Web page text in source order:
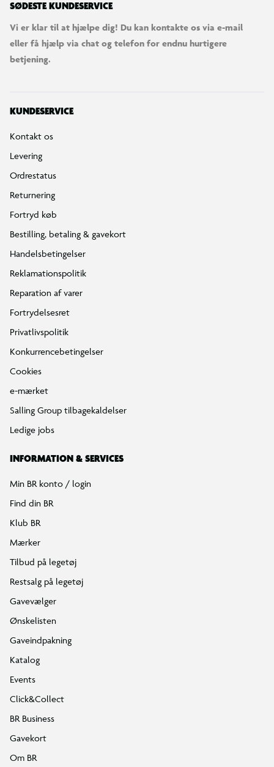
SØDESTE KUNDESERVICE
Vi er klar til at hjælpe dig! Du kan kontakte os via e-mail
eller få hjælp via chat og telefon for endnu hurtigere
betjening.
KUNDESERVICE
Kontakt os
Levering
Ordrestatus
Returnering
Fortryd køb
Bestilling, betaling & gavekort
Handelsbetingelser
Reklamationspolitik
Reparation af varer
Fortrydelsesret
Privatlivspolitik
Konkurrencebetingelser
Cookies
e-mærket
Salling Group tilbagekaldelser
Ledige jobs
INFORMATION & SERVICES
Min BR konto / login
Find din BR
Klub BR
Mærker
Tilbud på legetøj
Restsalg på legetøj
Gavevælger
Ønskelisten
Gaveindpakning
Katalog
Events
Click&Collect
BR Business
Gavekort
Om BR